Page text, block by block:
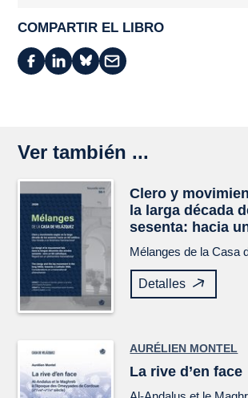
COMPARTIR EL LIBRO
Ver también ...
Clero y
la larga década
sesenta: hacia
Mélanges de la Casa
Detalles
AURÉLIEN MONTEL
La rive d’en face